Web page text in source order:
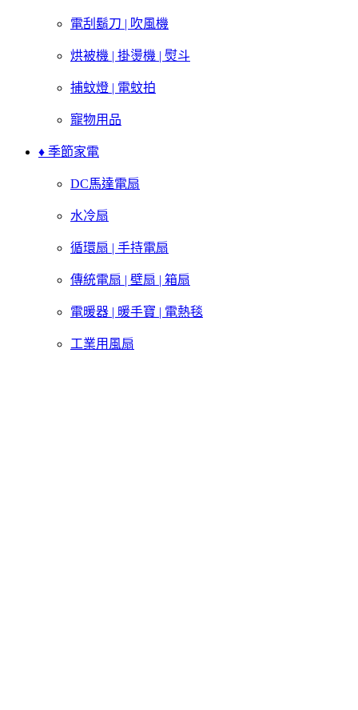
電刮鬍刀 | 吹風機
烘被機 | 掛燙機 | 熨斗
捕蚊燈 | 電蚊拍
寵物用品
♦ 季節家電
DC馬達電扇
水冷扇
循環扇 | 手持電扇
傳統電扇 | 壁扇 | 箱扇
電暖器 | 暖手寶 | 電熱毯
工業用風扇